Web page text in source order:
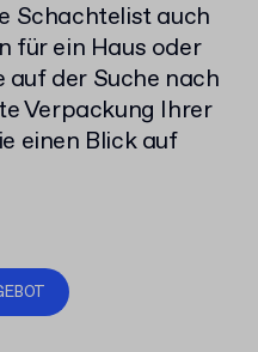
Schachtelist auch
für ein Haus oder
auf der Suche nach
Verpackung Ihrer
einen Blick auf